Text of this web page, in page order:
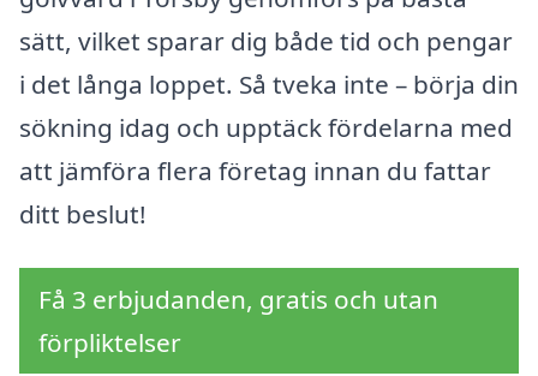
sätt, vilket sparar dig både tid och pengar
i det långa loppet. Så tveka inte – börja din
sökning idag och upptäck fördelarna med
att jämföra flera företag innan du fattar
ditt beslut!
Få 3 erbjudanden, gratis och utan
förpliktelser